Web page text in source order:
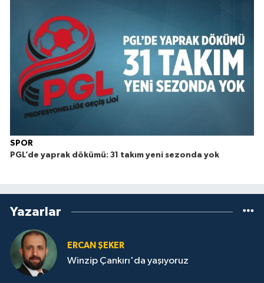
SPOR
PGL’de yaprak dökümü: 31 takım yeni sezonda yok
Yazarlar
ERCAN ŞEKER
Winzip Çankırı'da yaşıyoruz